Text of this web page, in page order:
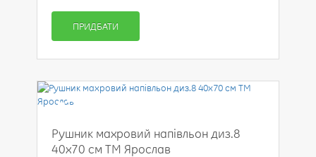
ПРИДБАТИ
-50%
Рушник махровий напівльон диз.8
40х70 см ТМ Ярослав